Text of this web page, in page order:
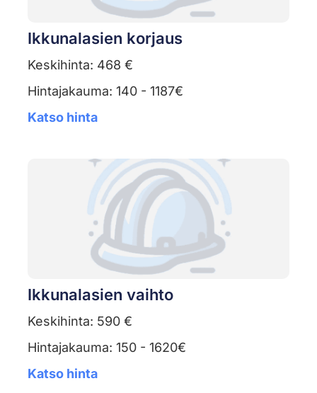
Ikkunalasien korjaus
Keskihinta: 468 €
Hintajakauma: 140 - 1187€
Katso hinta
Ikkunalasien vaihto
Keskihinta: 590 €
Hintajakauma: 150 - 1620€
Katso hinta